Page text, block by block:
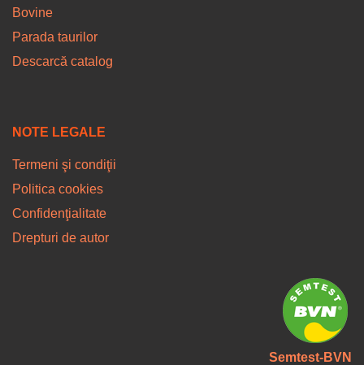
Bovine
Parada taurilor
Descarcă catalog
NOTE LEGALE
Termeni şi condiţii
Politica cookies
Confidenţialitate
Drepturi de autor
Semtest-BVN